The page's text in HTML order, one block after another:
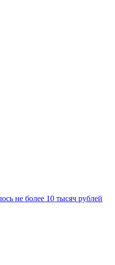
не более 10 тысяч рублей